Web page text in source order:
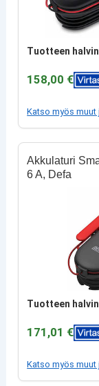
Tuotteen
158,00 €
Katso myös muut
Akkulaturi
6 A, Defa
Tuotteen
171,01 €
Katso myös muut